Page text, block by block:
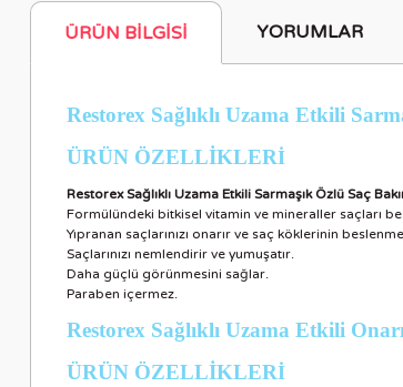
ÜRÜN BILGISI YORUMLAR
Restorex Sağlıklı Uzama Etkili
ÜRÜN ÖZELLİKLERİ
Restorex Sağlıklı Uzama Etkili Sarmaşık Özlü Saç
Formülündeki bitkisel vitamin ve mineraller saçları
Yıpranan saçlarınızı onarır ve saç köklerinin
Saçlarınızı nemlendirir ve yumuşatır.
Daha güçlü görünmesini sağlar.
Paraben içermez.
Restorex Sağlıklı Uzama Etkili
ÜRÜN ÖZELLİKLERİ